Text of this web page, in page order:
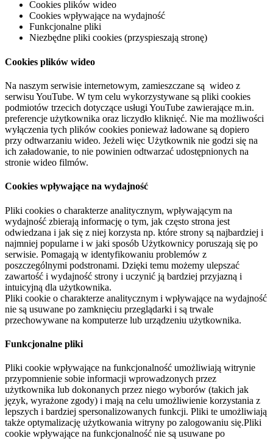
Cookies plików wideo
Cookies wpływające na wydajność
Funkcjonalne pliki
Niezbędne pliki cookies (przyspieszają stronę)
Cookies plików wideo
Na naszym serwisie internetowym, zamieszczane są wideo z
serwisu YouTube. W tym celu wykorzystywane są pliki cookies
podmiotów trzecich dotyczące usługi YouTube zawierające m.in.
preferencje użytkownika oraz liczydło kliknięć. Nie ma możliwości
wyłączenia tych plików cookies ponieważ ładowane są dopiero
przy odtwarzaniu wideo. Jeżeli więc Użytkownik nie godzi się na
ich załadowanie, to nie powinien odtwarzać udostępnionych na
stronie wideo filmów.
Cookies wpływające na wydajność
Pliki cookies o charakterze analitycznym, wpływającym na
wydajność zbierają informację o tym, jak często strona jest
odwiedzana i jak się z niej korzysta np. które strony są najbardziej i
najmniej popularne i w jaki sposób Użytkownicy poruszają się po
serwisie. Pomagają w identyfikowaniu problemów z
poszczególnymi podstronami. Dzięki temu możemy ulepszać
zawartość i wydajność strony i uczynić ją bardziej przyjazną i
intuicyjną dla użytkownika.
Pliki cookie o charakterze analitycznym i wpływające na wydajność
nie są usuwane po zamknięciu przeglądarki i są trwale
przechowywane na komputerze lub urządzeniu użytkownika.
Funkcjonalne pliki
Pliki cookie wpływające na funkcjonalność umożliwiają witrynie
przypomnienie sobie informacji wprowadzonych przez
użytkownika lub dokonanych przez niego wyborów (takich jak
język, wyrażone zgody) i mają na celu umożliwienie korzystania z
lepszych i bardziej spersonalizowanych funkcji. Pliki te umożliwiają
także optymalizację użytkowania witryny po zalogowaniu się.Pliki
cookie wpływające na funkcjonalność nie są usuwane po